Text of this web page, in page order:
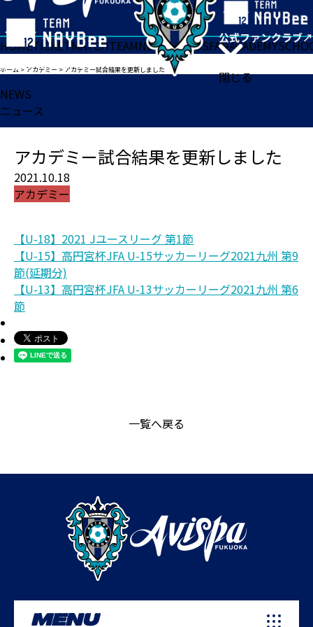
閉じる
HOMETICKETMATCHTEAMNEWSGOODSFANACADEMY
ホーム > アカデミー > アカデミー試合結果を更新しました
NEWS
ニュース
アカデミー試合結果を更新しました
2021.10.18
アカデミー
【U-18】2021 Jユースリーグ 第1節
【U-15】高円宮杯JFA U-15サッカーリーグ2021九州 第9
節(延期分)
【U-13】高円宮杯JFA U-13サッカーリーグ2021九州 第6
節
一覧へ戻る
MENU